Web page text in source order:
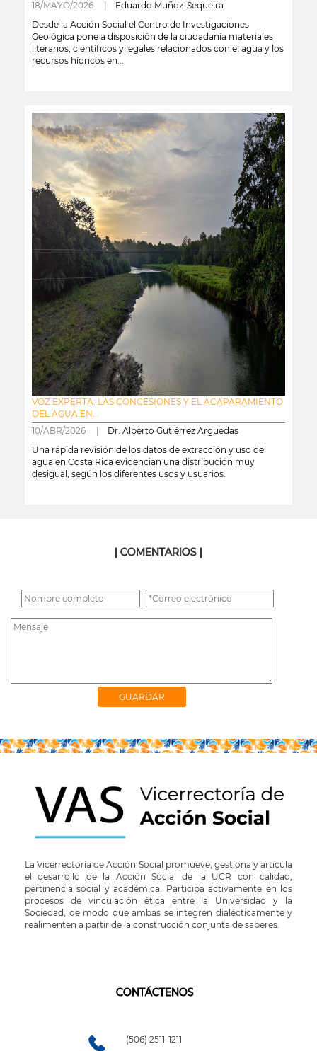
18/MAYO/2026 | Eduardo Muñoz-Sequeira
Desde la Acción Social el Centro de Investigaciones
Geológica pone a disposición de la ciudadanía materiales
literarios, científicos y legales relacionados con el agua y los
recursos hídricos en...
VOZ EXPERTA: LAS CONCESIONES Y EL ACAPARAMIENTO
DEL AGUA EN...
10/ABR/2026 | Dr. Alberto Gutiérrez Arguedas
Una rápida revisión de los datos de extracción y uso del
agua en Costa Rica evidencian una distribución muy
desigual, según los diferentes usos y usuarios.
| COMENTARIOS |
La Vicerrectoría de Acción Social promueve, gestiona y articula
el desarrollo de la Acción Social de la UCR con calidad,
pertinencia social y académica. Participa activamente en los
procesos de vinculación ética entre la Universidad y la
Sociedad, de modo que ambas se integren dialécticamente y
realimenten a partir de la construcción conjunta de saberes.
CONTÁCTENOS
(506) 2511-1211